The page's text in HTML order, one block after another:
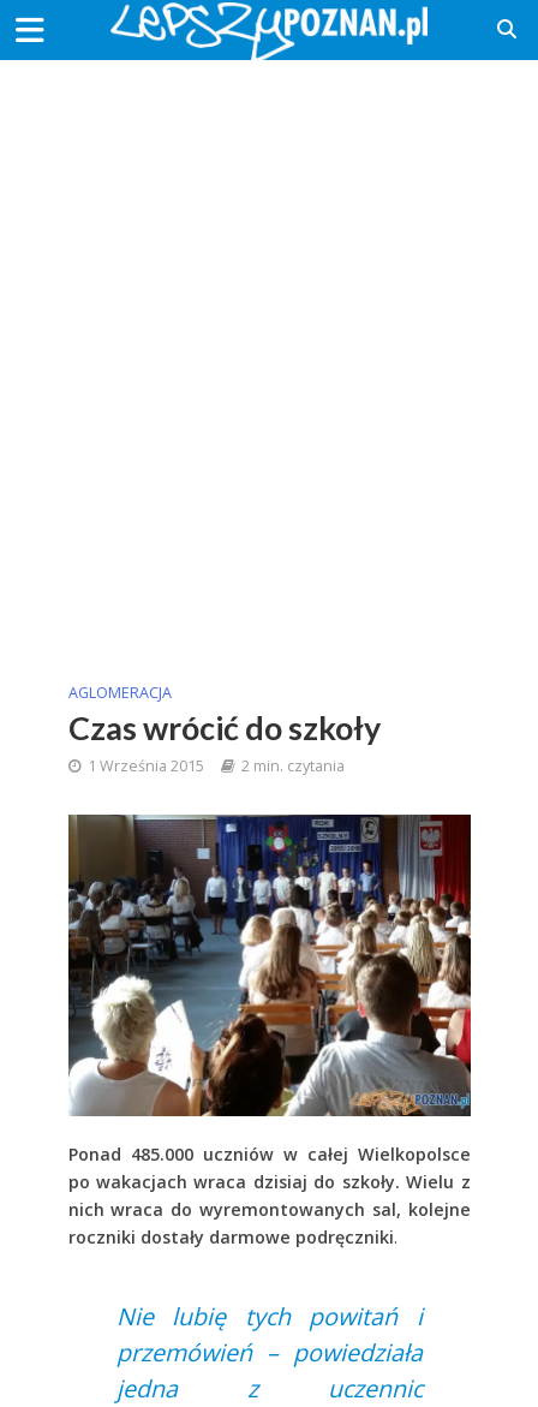
AGLOMERACJA
Czas wrócić do szkoły
1 Września 2015 2 min. czytania
Ponad 485.000 uczniów w całej Wielkopolsce
po wakacjach wraca dzisiaj do szkoły. Wielu z
nich wraca do wyremontowanych sal, kolejne
roczniki dostały darmowe podręczniki.
Nie lubię tych powitań i
przemówień – powiedziała
jedna z uczennic